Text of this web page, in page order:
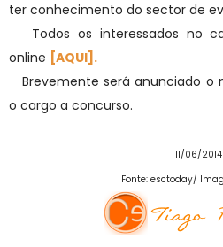
ter conhecimento do sector de
Todos os interessados no
online [AQUI].
Brevemente será anunciado o
o cargo a concurso.
11/06/2014
Fonte: esctoday/